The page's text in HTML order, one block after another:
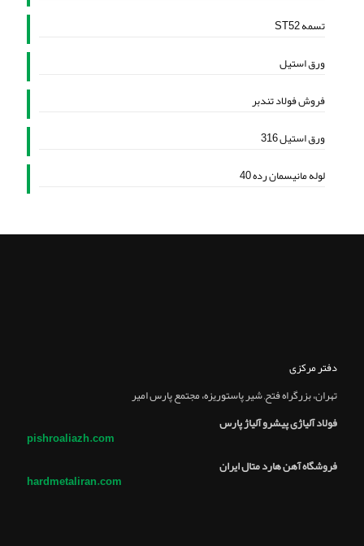
تسمه ST52
ورق استیل
فروش فولاد تندبر
ورق استیل 316
لوله مانیسمان رده 40
دفتر مرکزی
تهران، بزرگراه فتح, شير پاستوريزه، مجتمع پارس امير
فولاد آلیاژی پیشرو آلیاژ پارس
pishroaliazh.com
فروشگاه آهن هارد متال ایران
hardmetaliran.com